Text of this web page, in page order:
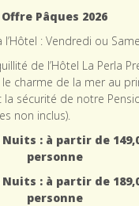
Offre Pâques 2026
l’Hôtel : Vendredi ou
de l’Hôtel La Perla
charme de la mer au
la sécurité de notre
non inclus).
Nuits : à partir de
personne
Nuits : à partir de
personne